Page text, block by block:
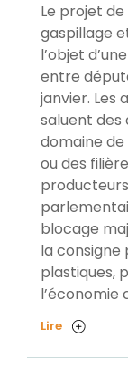
Le projet
gaspillage
l’objet
entre
janvier. Les
saluent
domaine
ou des
blocage
la consigne
plastiques,
l’économie
Lire